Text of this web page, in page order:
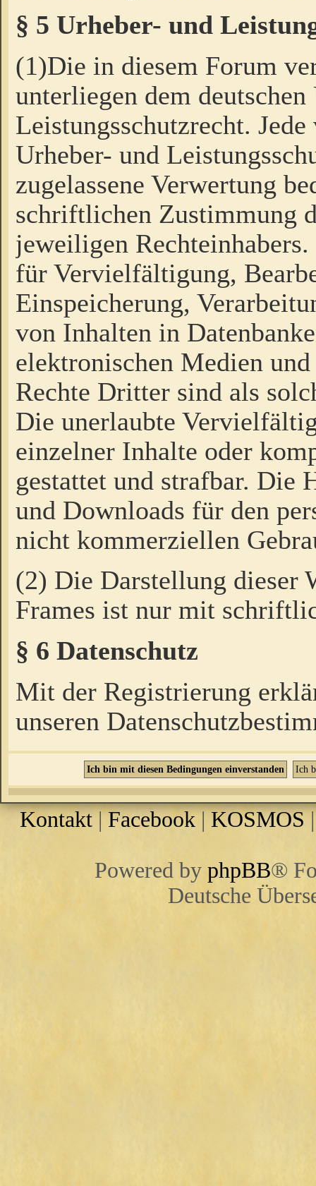
§ 5 Urheber- und
(1)Die in diesem Forum
unterliegen dem
Leistungsschutzrecht.
Urheber- und
zugelassene Verwertung
schriftlichen Zustimmung
jeweiligen
für Vervielfältigung,
Einspeicherung,
von Inhalten in
elektronischen Medien
Rechte Dritter sind als
Die unerlaubte
einzelner Inhalte oder
gestattet und strafbar. Die
und Downloads für den
nicht kommerziellen
(2) Die Darstellung dieser
Frames ist nur mit
§ 6 Datenschutz
Mit der Registrierung
unseren
Kontakt |Facebook | KOSMOS
Powered by phpBB®
Deutsche